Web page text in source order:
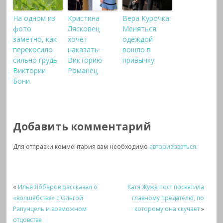
На одном из
фото
заметно, как
перекосило
сильно грудь
Виктории
Бони
Кристина
Лясковец
хочет
наказать
Викторию
Романец
Вера Курочка:
Меняться
одеждой
вошло в
привычку
Добавить комментарий
Для отправки комментария вам необходимо авторизоваться.
« Илья Яббаров рассказал о
«волшебстве» с Ольгой
Рапунцель и возможном
отцовстве
Катя Жужа пост посвятила
главному предателю, по
которому она скучает»